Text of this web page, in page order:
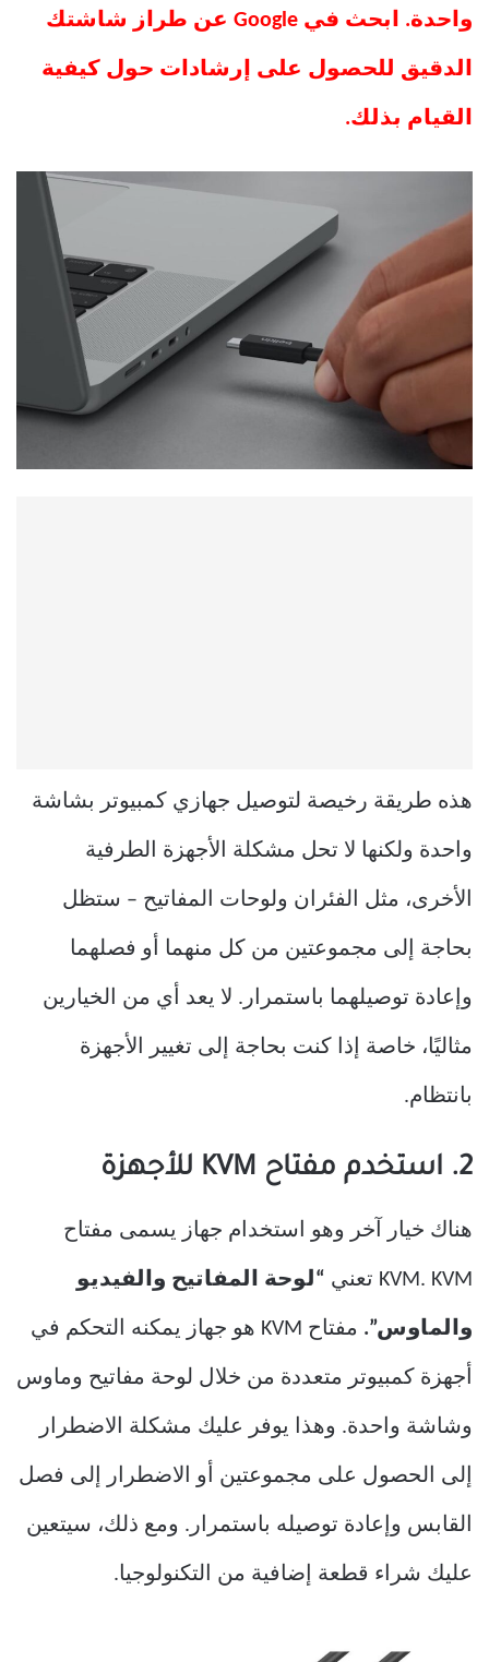
واحدة. ابحث في Google عن طراز شاشتك
الدقيق للحصول على إرشادات حول كيفية
القيام بذلك.
هذه طريقة رخيصة لتوصيل جهازي كمبيوتر بشاشة
واحدة ولكنها لا تحل مشكلة الأجهزة الطرفية
الأخرى، مثل الفئران ولوحات المفاتيح – ستظل
بحاجة إلى مجموعتين من كل منهما أو فصلهما
وإعادة توصيلهما باستمرار. لا يعد أي من الخيارين
مثاليًا، خاصة إذا كنت بحاجة إلى تغيير الأجهزة
بانتظام.
2. استخدم مفتاح KVM للأجهزة
هناك خيار آخر وهو استخدام جهاز يسمى مفتاح
KVM. KVM تعني “لوحة المفاتيح والفيديو
والماوس”. مفتاح KVM هو جهاز يمكنه التحكم في
أجهزة كمبيوتر متعددة من خلال لوحة مفاتيح وماوس
وشاشة واحدة. وهذا يوفر عليك مشكلة الاضطرار
إلى الحصول على مجموعتين أو الاضطرار إلى فصل
القابس وإعادة توصيله باستمرار. ومع ذلك، سيتعين
عليك شراء قطعة إضافية من التكنولوجيا.